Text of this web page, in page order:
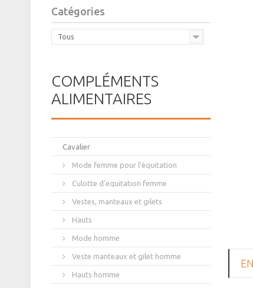
Catégories
Tous
COMPLÉMENTS
ALIMENTAIRES
Cavalier
Mode femme pour l'équitation
Culotte d'equitation femme
Vestes, manteaux et gilets
Hauts
Mode homme
Veste manteaux et gilet homme
Hauts homme